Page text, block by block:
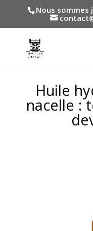
Nous sommes
Huile
nacelle :